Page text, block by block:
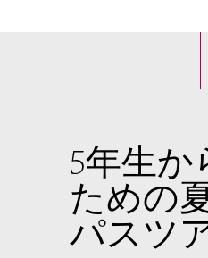
5年生か
ための
パスツ